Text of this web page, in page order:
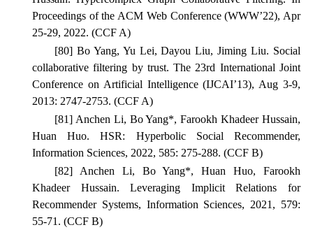
Proceedings of the ACM Web Conference(WWW’22), Apr
25-29, 2022. (CCF A)
[80] Bo Yang, Yu Lei, Dayou Liu, Jiming Liu. Social
collaborative filtering by trust.The 23rd International Joint
Conference on Artificial Intelligence(IJCAI’13), Aug 3-9,
2013: 2747-2753. (CCF A)
[81] Anchen Li, Bo Yang*, Farookh Khadeer Hussain,
Huan Huo. HSR: Hyperbolic Social Recommender,
Information Sciences, 2022, 585: 275-288. (CCF B)
[82] Anchen Li, Bo Yang*, Huan Huo, Farookh
Khadeer Hussain. Leveraging Implicit Relations for
Recommender Systems, Information Sciences, 2021, 579:
55-71. (CCF B)